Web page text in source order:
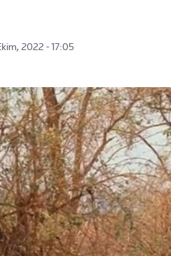
2022 - 17:05